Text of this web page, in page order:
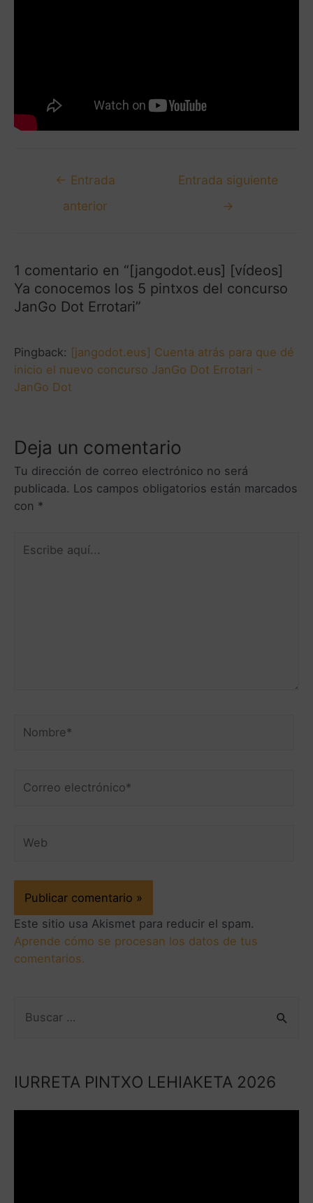
← Entrada
anterior
Entrada siguiente
→
1 comentario en “[jangodot.eus] [vídeos]
Ya conocemos los 5 pintxos del concurso
JanGo Dot Errotari”
Pingback: [jangodot.eus] Cuenta atrás para que dé
inicio el nuevo concurso JanGo Dot Errotari -
JanGo Dot
Deja un comentario
Tu dirección de correo electrónico no será
publicada. Los campos obligatorios están marcados
con *
Este sitio usa Akismet para reducir el spam.
Aprende cómo se procesan los datos de tus
comentarios.
IURRETA PINTXO LEHIAKETA 2026